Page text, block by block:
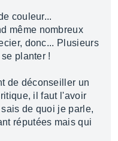
couleur...
même nombreux
donc... Plusieurs
planter !
de déconseiller un
il faut l'avoir
de quoi je parle,
réputées mais qui